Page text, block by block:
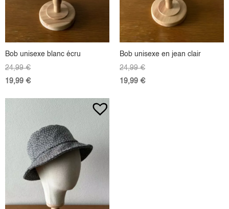
Bob unisexe blanc écru
24,99€
19,99 €
Bob unisexe en jean clair
24,99€
19,99 €